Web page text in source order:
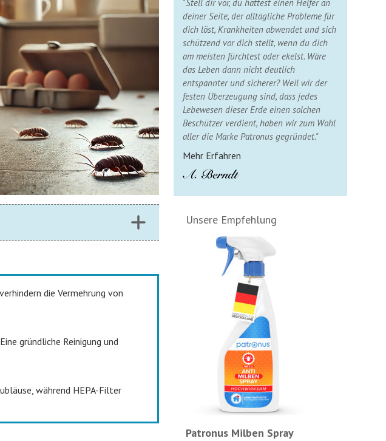
die Vermehrung von
gründliche Reinigung und
während HEPA-Filter
"Stell dir vor, du hättest einen Helfer an
deiner Seite, der alltägliche Probleme für
dich löst, Krankheiten abwendet und sich
schützend vor dich stellt, wenn du dich
am meisten fürchtest oder ekelst. Wäre
das Leben dann nicht deutlich
entspannter und sicherer? Weil wir der
festen Überzeugung sind, dass jedes
Lebewesen dieser Erde einen solchen
Beschützer verdient, haben wir zum Wohl
aller die Marke Patronus gegründet."
Mehr Erfahren
Unsere Empfehlung
Patronus Milben Spray